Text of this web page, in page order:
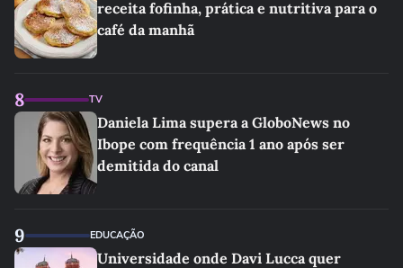
receita fofinha, prática e nutritiva para o
café da manhã
8 TV
Daniela Lima supera a GloboNews no
Ibope com frequência 1 ano após ser
demitida do canal
9 EDUCAÇÃO
Universidade onde Davi Lucca quer